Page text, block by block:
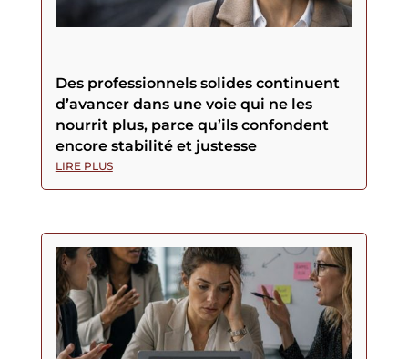
Des professionnels solides continuent
d’avancer dans une voie qui ne les
nourrit plus, parce qu’ils confondent
encore stabilité et justesse
LIRE PLUS